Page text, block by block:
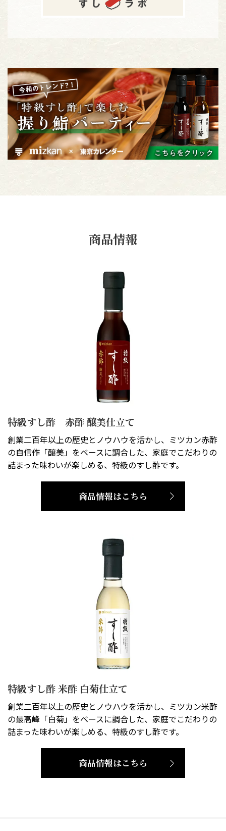
商品情報
特級すし酢 赤酢 醸美仕立て
創業二百年以上の歴史とノウハウを活かし、ミツカン赤酢
の自信作「醸美」をベースに調合した、家庭でこだわりの
詰まった味わいが楽しめる、特級のすし酢です。
商品情報はこちら
特級すし酢 米酢 白菊仕立て
創業二百年以上の歴史とノウハウを活かし、ミツカン米酢
の最高峰「白菊」をベースに調合した、家庭でこだわりの
詰まった味わいが楽しめる、特級のすし酢です。
商品情報はこちら